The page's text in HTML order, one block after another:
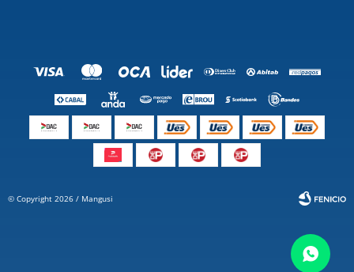
© Copyright 2026 / Mangusi